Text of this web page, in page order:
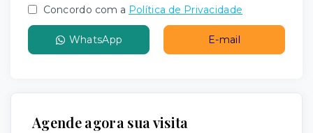
Concordo com a Política de Privacidade
WhatsApp E-mail
Agende agora sua visita